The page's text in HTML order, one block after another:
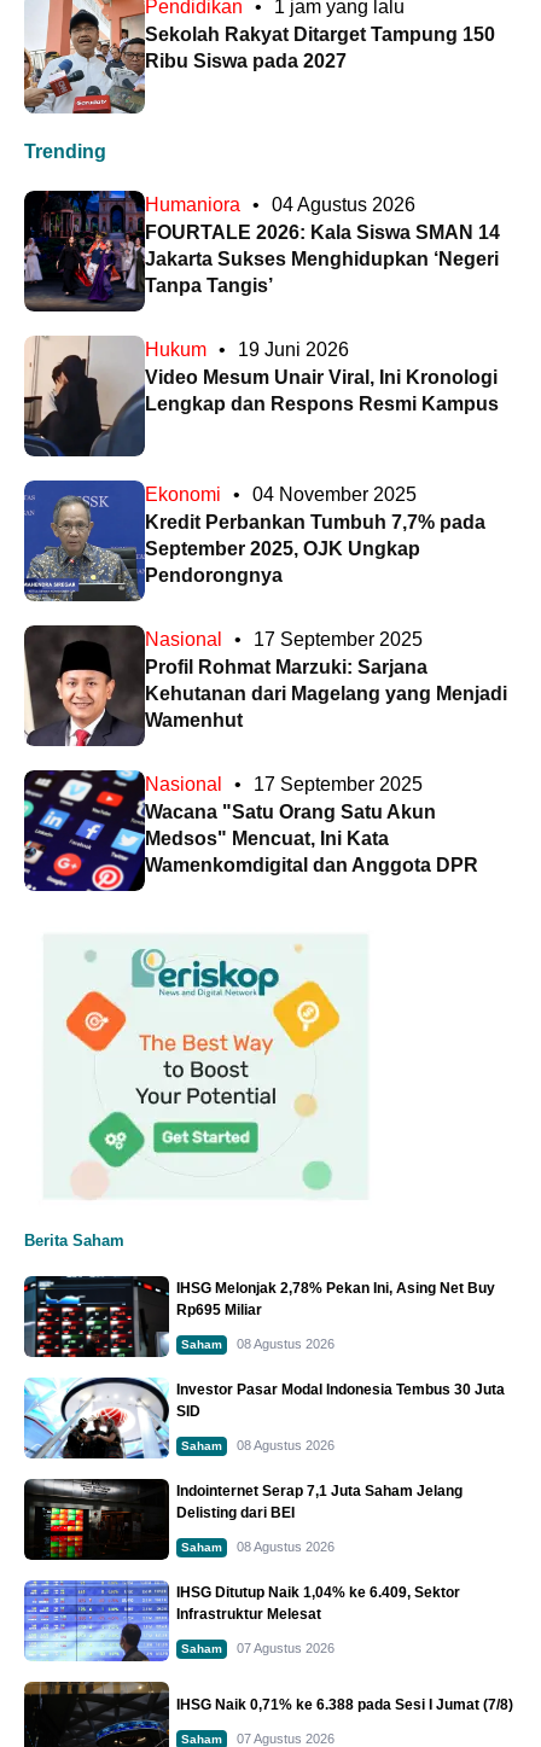
Pendidikan •
1 jam yang lalu
Sekolah Rakyat Ditarget Tampung 150
Ribu Siswa pada 2027
Trending
Humaniora •
04 Agustus 2026
FOURTALE 2026: Kala Siswa SMAN 14
Jakarta Sukses Menghidupkan ‘Negeri
Tanpa Tangis’
Hukum •
19 Juni 2026
Video Mesum Unair Viral, Ini Kronologi
Lengkap dan Respons Resmi Kampus
Ekonomi •
04 November 2025
Kredit Perbankan Tumbuh 7,7% pada
September 2025, OJK Ungkap
Pendorongnya
Nasional •
17 September 2025
Profil Rohmat Marzuki: Sarjana
Kehutanan dari Magelang yang Menjadi
Wamenhut
Nasional •
17 September 2025
Wacana "Satu Orang Satu Akun
Medsos" Mencuat, Ini Kata
Wamenkomdigital dan Anggota DPR
Berita Saham
IHSG Melonjak 2,78% Pekan Ini, Asing Net Buy
Rp695 Miliar
Saham 08 Agustus 2026
Investor Pasar Modal Indonesia Tembus 30 Juta
SID
Saham 08 Agustus 2026
Indointernet Serap 7,1 Juta Saham Jelang
Delisting dari BEI
Saham 08 Agustus 2026
IHSG Ditutup Naik 1,04% ke 6.409, Sektor
Infrastruktur Melesat
Saham 07 Agustus 2026
IHSG Naik 0,71% ke 6.388 pada Sesi I Jumat (7/8)
Saham 07 Agustus 2026